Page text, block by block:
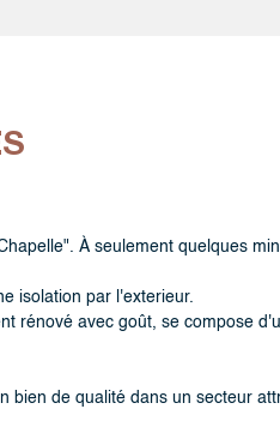
À seulement quelques
isolation par l'exterieur.
rénové avec goût, se compose
bien de qualité dans un secteur